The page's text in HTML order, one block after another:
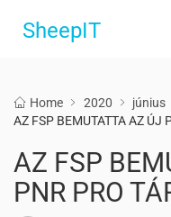
SheepIT
Home 2020 június
AZ FSP BEMUTATTA AZ ÚJ
AZ FSP
PNR PRO